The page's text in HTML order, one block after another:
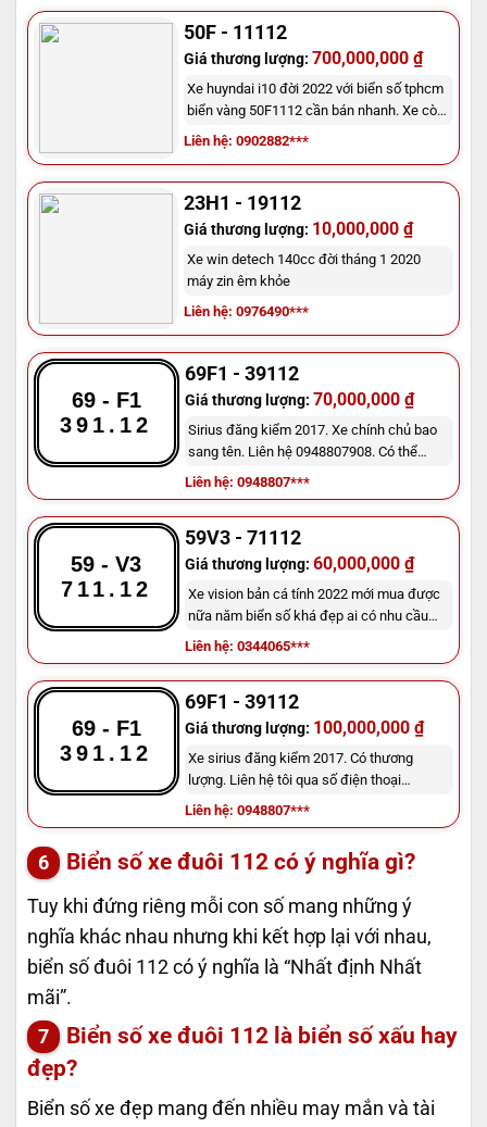
0902882259
50F - 11112
Giá thương lượng:700,000,000 ₫
Xe huyndai i10 đời 2022 với biển số tphcm
biển vàng 50F1112 cần bán nhanh. Xe còn
mới ít sử dụng giá mong muốn 700 triệu
đồng . Liên hệ với tôi qua số điện thoại 090
Liên hệ: 0902882***
23H1 - 19112
Giá thương lượng: 10,000,000 ₫
Xe win detech 140cc đời tháng 1 2020
máy zin êm khỏe
Liên hệ: 0976490***
69 - F1
391.12
69F1 - 39112
Giá thương lượng: 70,000,000 ₫
Sirius đăng kiểm 2017. Xe chính chủ bao
sang tên. Liên hệ 0948807908. Có thể
thương lượng lại giá
Liên hệ: 0948807***
59 - V3
711.12
59V3 - 71112
Giá thương lượng: 60,000,000 ₫
Xe vision bản cá tính 2022 mới mua được
nữa năm biển số khá đẹp ai có nhu cầu
liên lạc thương lượng giá ạ
Liên hệ: 0344065***
69 - F1
391.12
69F1 - 39112
Giá thương lượng: 100,000,000 ₫
Xe sirius đăng kiểm 2017. Có thương
lượng. Liên hệ tôi qua số điện thoại
0948807908
Liên hệ: 0948807***
Biển số xe đuôi 112 có ý nghĩa gì?
Tuy khi đứng riêng mỗi con số mang những ý
nghĩa khác nhau nhưng khi kết hợp lại với nhau,
biển số đuôi 112 có ý nghĩa là “Nhất định Nhất
mãi”.
Biển số xe đuôi 112 là biển số xấu hay
đẹp?
Biển số xe đẹp mang đến nhiều may mắn và tài